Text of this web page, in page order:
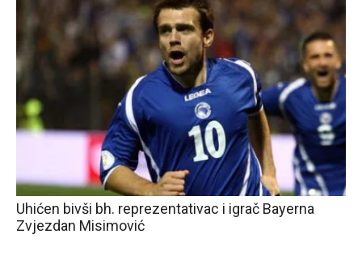
Uhićen bivši bh. reprezentativac i igrač Bayerna
Zvjezdan Misimović